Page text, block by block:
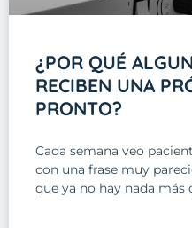
¿POR QUÉ
RECIBEN UNA
PRONTO?
Cada semana veo
con una frase muy
que ya no hay nada más